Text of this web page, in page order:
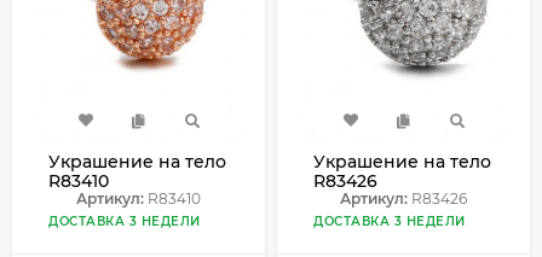
Украшение на тело
R83410
Артикул: R83410
ДОСТАВКА 3 НЕДЕЛИ
Украшение на тело
R83426
Артикул: R83426
ДОСТАВКА 3 НЕДЕЛИ